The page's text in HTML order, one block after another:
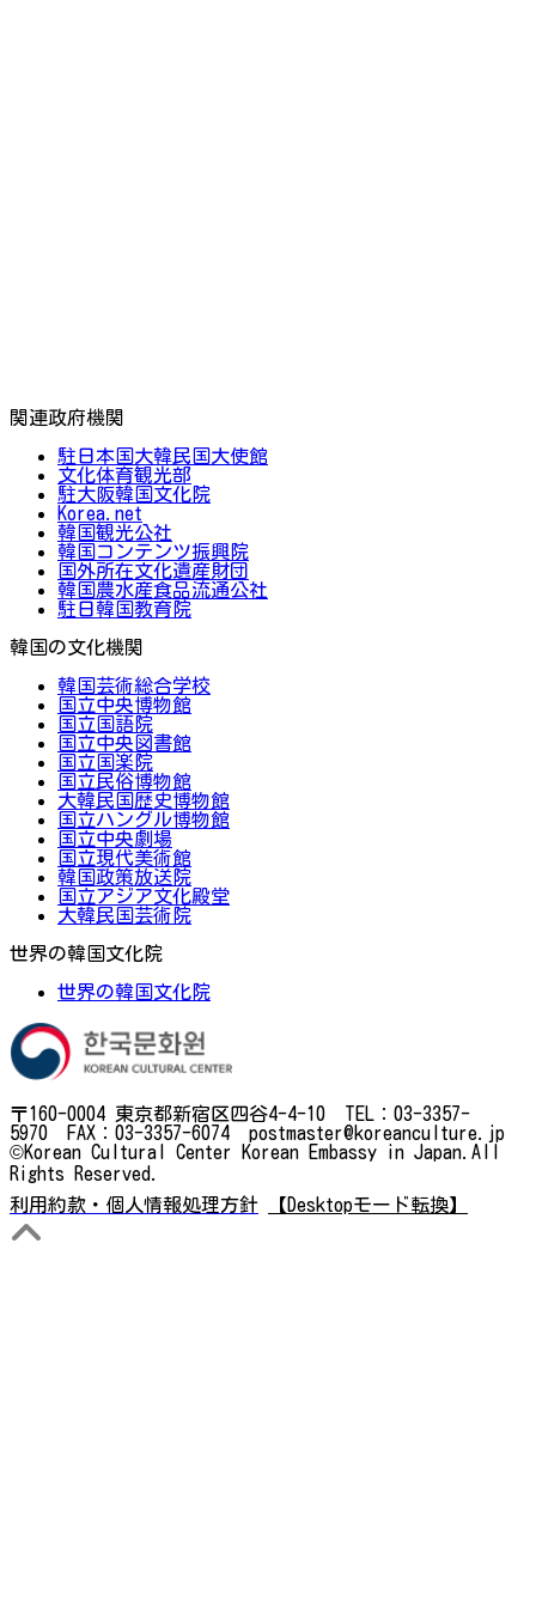
関連政府機関
駐日本国大韓民国大使館
文化体育観光部
駐大阪韓国文化院
Korea.net
韓国観光公社
韓国コンテンツ振興院
国外所在文化遺産財団
韓国農水産食品流通公社
駐日韓国教育院
韓国の文化機関
韓国芸術総合学校
国立中央博物館
国立国語院
国立中央図書館
国立国楽院
国立民俗博物館
大韓民国歴史博物館
国立ハングル博物館
国立中央劇場
国立現代美術館
韓国政策放送院
国立アジア文化殿堂
大韓民国芸術院
世界の韓国文化院
世界の韓国文化院
〒160-0004 東京都新宿区四谷4-4-10 TEL：03-3357-
5970 FAX：03-3357-6074 postmaster@koreanculture.jp
©Korean Cultural Center Korean Embassy in Japan.All
Rights Reserved.
利用約款・個人情報処理方針
【Desktopモード転換】